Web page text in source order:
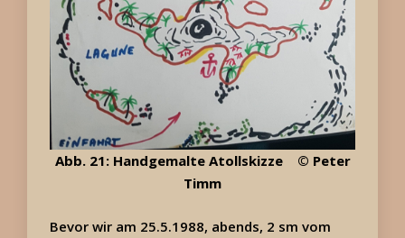
Abb. 21: Handgemalte Atollskizze © Peter
Timm
Bevor wir am 25.5.1988, abends, 2 sm vom